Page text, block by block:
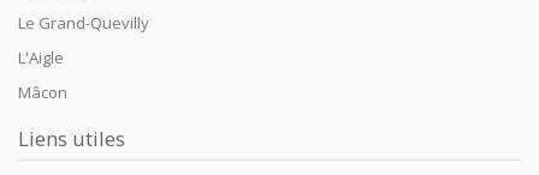
Le Grand-Quevilly
L'Aigle
Mâcon
Liens utiles